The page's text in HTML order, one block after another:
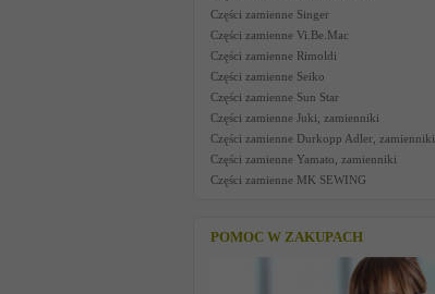
Części zamienne Singer
Części zamienne Vi.Be.Mac
Części zamienne Rimoldi
Części zamienne Seiko
Części zamienne Sun Star
Części zamienne Juki, zamienniki
Części zamienne Durkopp Adler, zamienniki
Części zamienne Yamato, zamienniki
Części zamienne MK SEWING
POMOC W ZAKUPACH